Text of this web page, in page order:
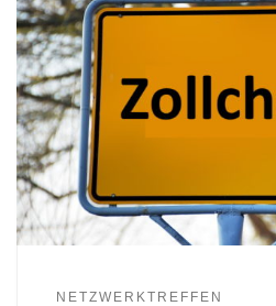
NETZWERKTREFFEN